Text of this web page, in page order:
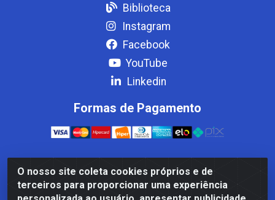
O nosso site coleta cookies próprios e de
terceiros para proporcionar uma experiência
Biblioteca
Instagram
Facebook
YouTube
Linkedin
Formas de Pagamento
Casa Cardão LTDA - Av. Amaral Peixoto, 910 - Afonso
ArinosCom, Levy Gasparian/RJ - CEP 25.875-000 - CNPJ